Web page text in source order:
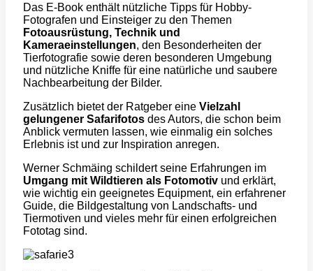
Das E-Book enthält nützliche Tipps für Hobby-
Fotografen und Einsteiger zu den Themen
Fotoausrüstung, Technik und
Kameraeinstellungen, den Besonderheiten der
Tierfotografie sowie deren besonderen Umgebung
und nützliche Kniffe für eine natürliche und saubere
Nachbearbeitung der Bilder.
Zusätzlich bietet der Ratgeber eine Vielzahl
gelungener Safarifotos des Autors, die schon beim
Anblick vermuten lassen, wie einmalig ein solches
Erlebnis ist und zur Inspiration anregen.
Werner Schmäing schildert seine Erfahrungen im
Umgang mit Wildtieren als Fotomotiv und erklärt,
wie wichtig ein geeignetes Equipment, ein erfahrener
Guide, die Bildgestaltung von Landschafts- und
Tiermotiven und vieles mehr für einen erfolgreichen
Fototag sind.